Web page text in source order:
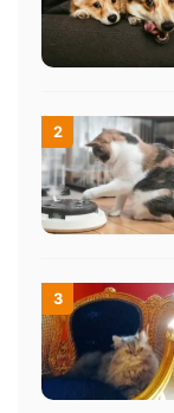
2
3